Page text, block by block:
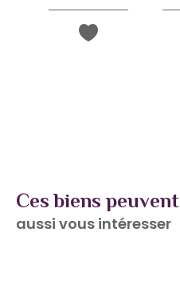
Ces biens peuvent
aussi vous intéresser